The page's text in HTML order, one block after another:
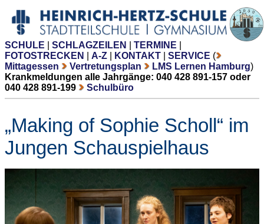
SCHULE SCHLAGZEILEN TERMINE
FOTOSTRECKEN
A-Z KONTAKT SERVICE (
Mittagessen
Vertretungsplan LMS Lernen Hamburg)
Krankmeldungen alle Jahrgänge: 040 428 891-157 oder
040 428 891-199
Schulbüro
„Making of Sophie Scholl“ im
Jungen Schauspielhaus